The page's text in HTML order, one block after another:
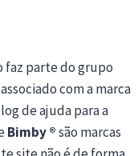
faz parte do grupo
com a marca
de ajuda para a
Bimby ®são marcas